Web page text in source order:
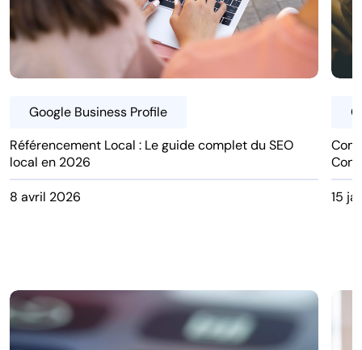
Google Business Profile
Référencement Local : Le guide complet du SEO
local en 2026
8 avril 2026 15